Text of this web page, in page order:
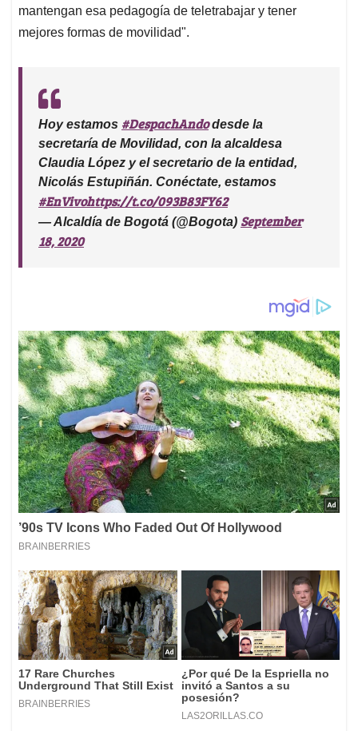
mantengan esa pedagogía de teletrabajar y tener
mejores formas de movilidad".
Hoy estamos #DespachAndodesde la
secretaría de Movilidad, con la alcaldesa
Claudia López y el secretario de la entidad,
Nicolás Estupiñán. Conéctate, estamos
#EnVivohttps://t.co/093B83FY62
— Alcaldía de Bogotá (@Bogota) September
18, 2020